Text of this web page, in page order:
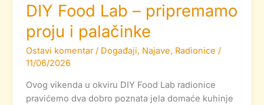
DIY Food Lab – pripremamo
proju i palačinke
Ostavi komentar / Događaji, Najave, Radionice /
11/06/2026
Ovog vikenda u okviru DIY Food Lab radionice
pravićemo dva dobro poznata jela domaće kuhinje